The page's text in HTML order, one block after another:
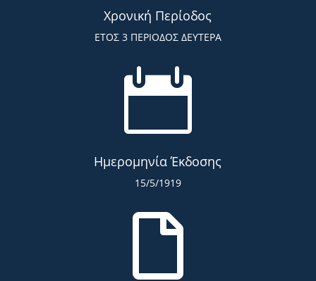
Χρονική Περίοδος
ΕΤΟΣ 3 ΠΕΡΙΟΔΟΣ ΔΕΥΤΕΡΑ

Ημερομηνία Έκδοσης
15/5/1919
